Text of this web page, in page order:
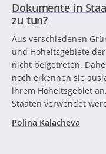
Dokumente in
zu tun?
Aus verschiedenen
und Hoheitsgebiete
nicht beigetreten.
noch erkennen sie
ihrem Hoheitsgebiet
Staaten verwendet
Polina Kalacheva